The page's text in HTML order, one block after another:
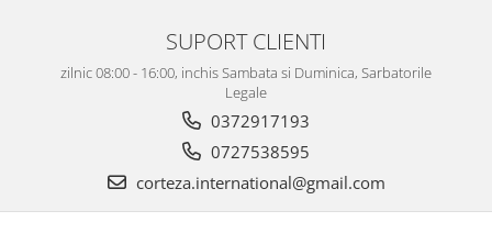
SUPORT CLIENTI
zilnic 08:00 - 16:00, inchis Sambata si Duminica, Sarbatorile
Legale
0372917193
0727538595
corteza.international@gmail.com